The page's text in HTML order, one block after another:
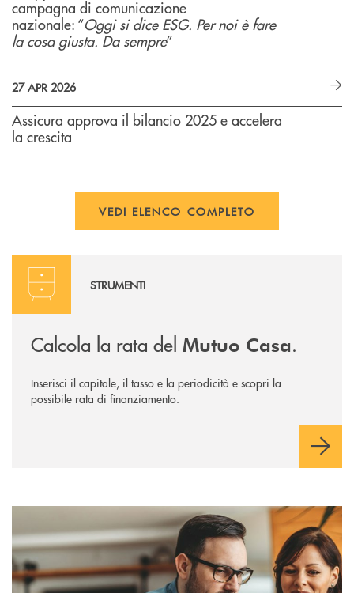
campagna di comunicazione
nazionale: “Oggi si dice ESG. Per noi è fare
la cosa giusta. Da sempre”
27 APR 2026
Assicura approva il bilancio 2025 e accelera
la crescita
VEDI ELENCO COMPLETO
STRUMENTI
Calcola la rata del Mutuo Casa.
Inserisci il capitale, il tasso e la periodicità e scopri la
possibile rata di finanziamento.